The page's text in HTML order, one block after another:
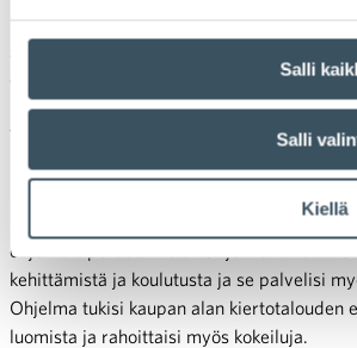
Salli
Salli
Kiellä
edustivat hankkeen kohdesektoreita:
urheiluvarusteet ja kodinkoneet.
Tyrsky-Konsultointi, Ethica, Properta ja Y4
kiertotalouden ja kiertotalouden
ohjelman perustamista. Ohjelma rahoittaisi
kehittämistä ja koulutusta ja se palvelisi
Ohjelma tukisi kaupan alan kiertotalouden
luomista ja rahoittaisi myös kokeiluja.